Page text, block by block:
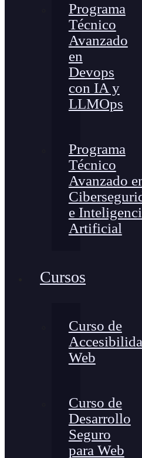
Programa
Técnico
Avanzado
en
Devops
con IA y
LLMOps
Programa
Técnico
Avanzado
e
Artificial
Cursos
Curso de
Web
Curso de
Desarrollo
Seguro
para Web